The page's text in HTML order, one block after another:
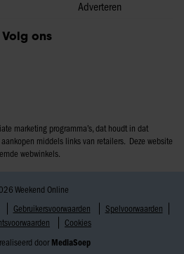
Adverteren
Volg ons
marketing programma’s, dat houdt in dat
middels links van retailers. Deze website
webwinkels.
Weekend Online
Gebruikersvoorwaarden
Spelvoorwaarden
Cookies
door MediaSoep